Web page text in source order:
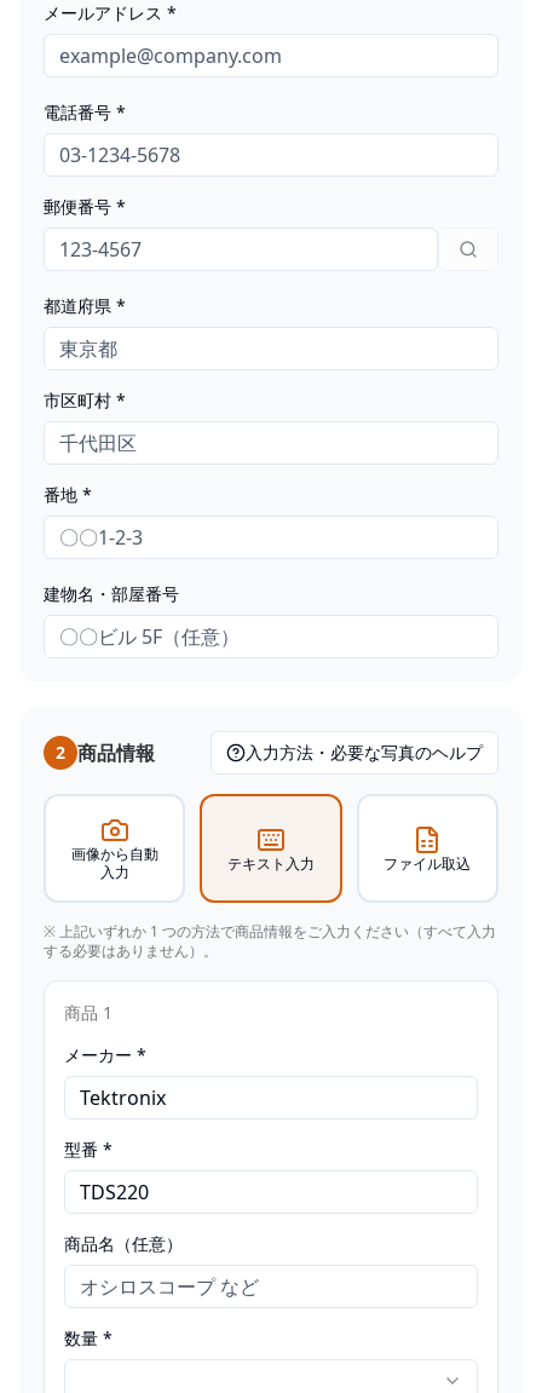
メールアドレス *
電話番号 *
郵便番号 *
都道府県 *
市区町村 *
番地 *
建物名・部屋番号
2 商品情報 入力方法・必要な写真のヘルプ
画像から自動
入力
テキスト入力 ファイル取込
※ 上記いずれか 1 つの方法で商品情報をご入力ください（すべて入力
する必要はありません）。
商品 1
メーカー *
型番 *
商品名（任意）
数量 *